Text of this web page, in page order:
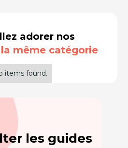
adorer nos
la même catégorie
items found.
les guides